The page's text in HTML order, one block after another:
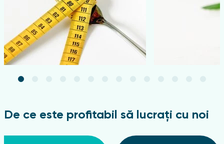
De ce este profitabil să lucrați cu noi